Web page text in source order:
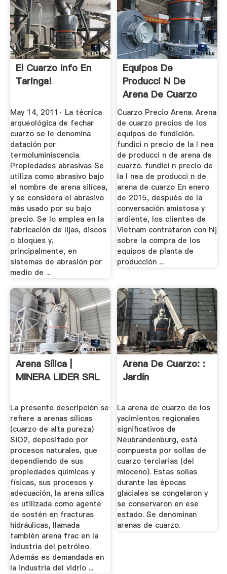
El Cuarzo Info En
Taringa!
May 14, 2011· La técnica
arqueológica de fechar
cuarzo se le denomina
datación por
termoluminiscencia.
Propiedades abrasivas Se
utiliza como abrasivo bajo
el nombre de arena silícea,
y se considera el abrasivo
más usado por su bajo
precio. Se lo emplea en la
fabricación de lijas, discos
o bloques y,
principalmente, en
sistemas de abrasión por
medio de ...
Equipos De
Producci N De
Arena De Cuarzo
Seca,perancangan
...
Cuarzo Precio Arena. Arena
de cuarzo precios de los
equipos de fundición.
fundici n precio de la l nea
de producci n de arena de
cuarzo. fundici n precio de
la l nea de producci n de
arena de cuarzo En enero
de 2015, después de la
conversación amistosa y
ardiente, los clientes de
Vietnam contrataron con hlj
sobre la compra de los
equipos de planta de
producción ...
Arena Sílica |
MINERA LIDER SRL
La presente descripción se
refiere a arenas sílicas
(cuarzo de alta pureza)
SiO2, depositado por
procesos naturales, que
dependiendo de sus
propiedades químicas y
físicas, sus procesos y
adecuación, la arena sílica
es utilizada como agente
de sostén en fracturas
hidráulicas, llamada
también arena frac en la
industria del petróleo.
Además es demandada en
la industria del vidrio ...
Arena De Cuarzo: :
Jardín
La arena de cuarzo de los
yacimientos regionales
significativos de
Neubrandenburg, está
compuesta por sollas de
cuarzo terciarias (del
mioceno). Estas sollas
durante las épocas
glaciales se congelaron y
se conservaron en ese
estado. Se denominan
arenas de cuarzo.